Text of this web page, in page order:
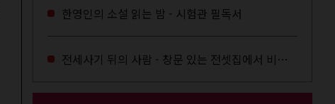
한영인의 소설 읽는 밤 - 시험관 필독서
전세사기 뒤의 사람 - 창문 있는 전셋집에서 비로소 겨울 이불을 샀다